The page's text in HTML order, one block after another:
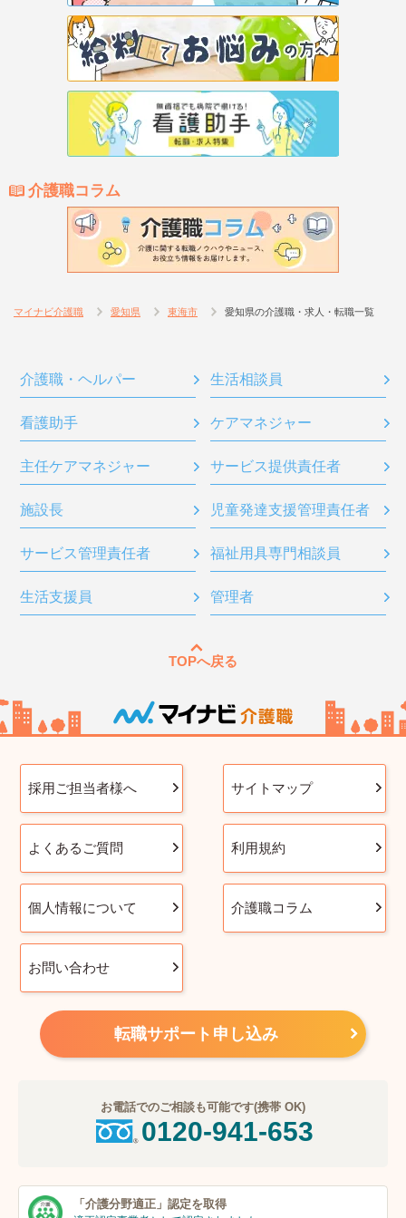
介護職コラム
マイナビ介護職 愛知県 東海市 愛知県の介護職・求人・転職一覧
介護職・ヘルパー 生活相談員
看護助手 ケアマネジャー
主任ケアマネジャー サービス提供責任者
施設長 児童発達支援管理責任者
サービス管理責任者 福祉用具専門相談員
生活支援員 管理者
TOPへ戻る
採用ご担当者様へ サイトマップ
よくあるご質問 利用規約
個人情報について 介護職コラム
お問い合わせ
転職サポート申し込み
お電話でのご相談も可能です(携帯 OK)
0120-941-653
「介護分野適正」 認定を取得